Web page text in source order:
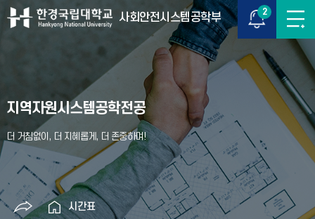
사회안전시스템공학부 2
지역자원시스템공학전공
시간표